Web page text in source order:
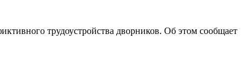
трудоустройства дворников. Об этом сообщает